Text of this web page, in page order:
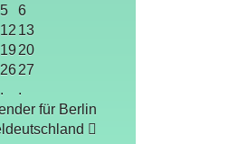
5
6
12 13
19 20
26 27
.
.
für Berlin